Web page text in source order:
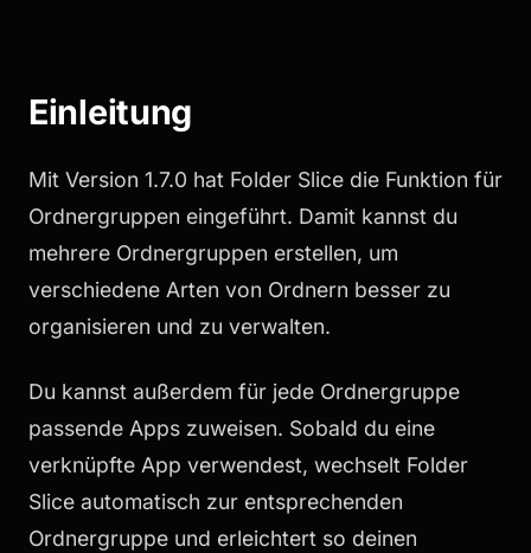
Einleitung
Mit Version 1.7.0 hat Folder Slice die Funktion für
Ordnergruppen eingeführt. Damit kannst du
mehrere Ordnergruppen erstellen, um
verschiedene Arten von Ordnern besser zu
organisieren und zu verwalten.
Du kannst außerdem für jede Ordnergruppe
passende Apps zuweisen. Sobald du eine
verknüpfte App verwendest, wechselt Folder
Slice automatisch zur entsprechenden
Ordnergruppe und erleichtert so deinen